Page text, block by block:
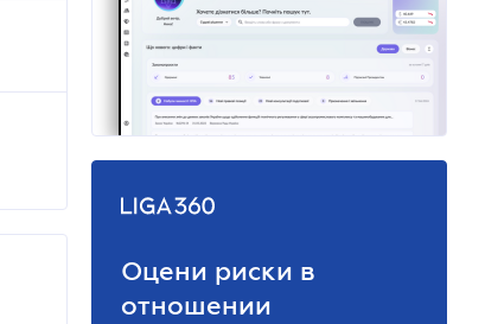
Оцени риски в
отношении